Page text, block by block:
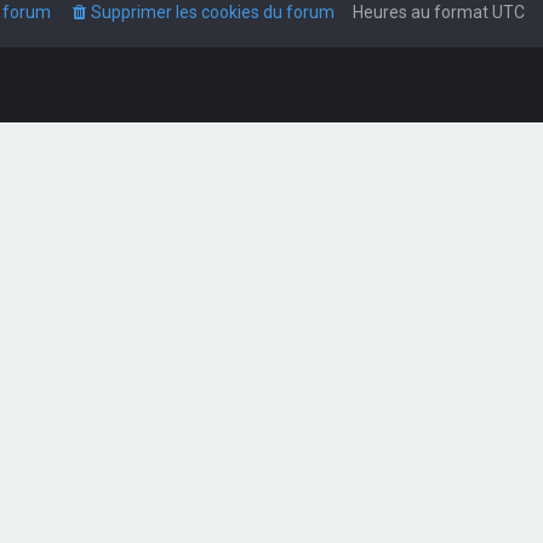
Heures au formatUTC
Supprimer les cookies du forum
forum